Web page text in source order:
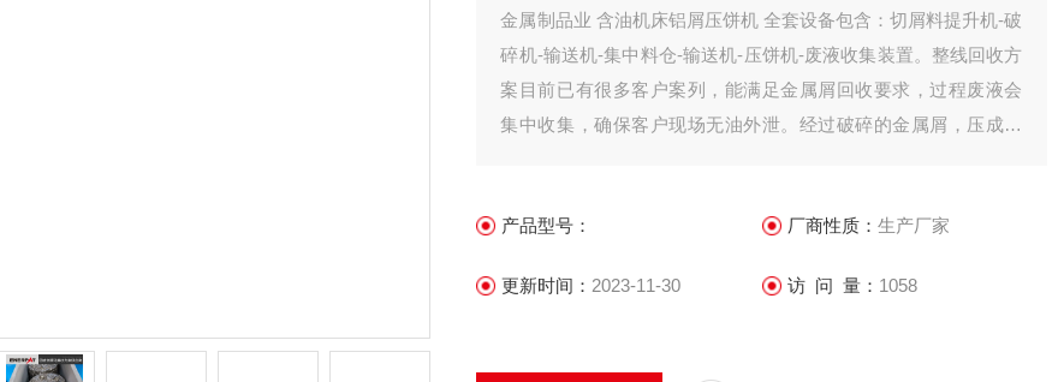
金属制品业 含油机床铝屑压饼机 全套设备包含：切屑料提升机-破
碎机-输送机-集中料仓-输送机-压饼机-废液收集装置。整线回收方
案目前已有很多客户案列，能满足金属屑回收要求，过程废液会
集中收集，确保客户现场无油外泄。经过破碎的金属屑，压成饼
产品型号： 厂商性质： 生产厂家
更新时间： 2023-11-30 访 问 量： 1058